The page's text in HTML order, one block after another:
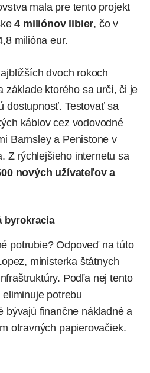
mala pre tento projekt
4 miliónov libier, čo v
milióna eur.
dvoch rokoch
základe ktorého sa určí, či je
dostupnosť. Testovať sa
káblov cez vodovodné
Barnsley a Penistone v
Z rýchlejšieho internetu sa
nových užívateľov a
byrokracia
potrubie? Odpoveď na túto
ministerka štátnych
Podľa nej tento
potrebu
bývajú finančne nákladné a
otravných papierovačiek.